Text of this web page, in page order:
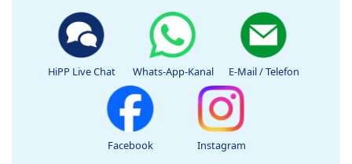
HiPP Live Chat Whats-App-Kanal E-Mail / Telefon
Facebook Instagram